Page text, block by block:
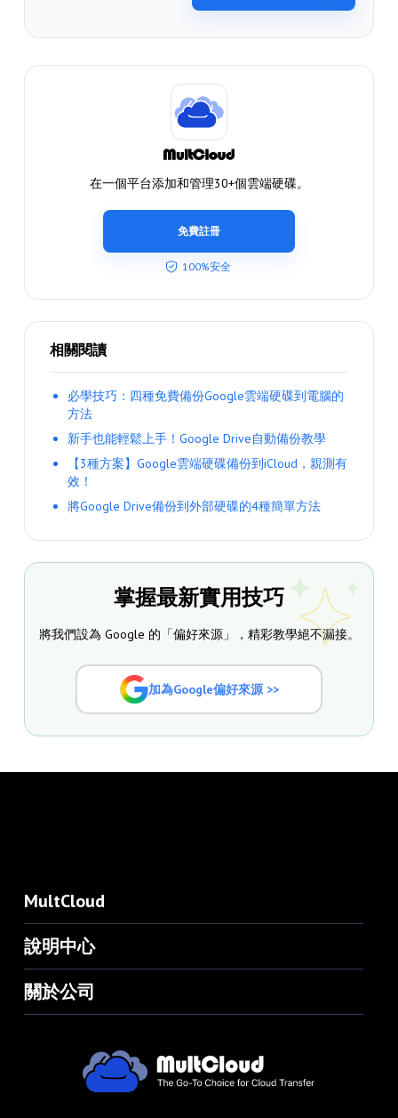
在一個平台添加和管理30+個雲端硬碟。
免費註冊
100%安全
相關閱讀
必學技巧：四種免費備份Google雲端硬碟到電腦的
方法
新手也能輕鬆上手！Google Drive自動備份教學
【3種方案】Google雲端硬碟備份到iCloud，親測有
效！
將Google Drive備份到外部硬碟的4種簡單方法
掌握最新實用技巧
將我們設為 Google 的「偏好來源」，精彩教學絕不漏接。
加為Google偏好來源 >>
MultCloud
說明中心
關於公司